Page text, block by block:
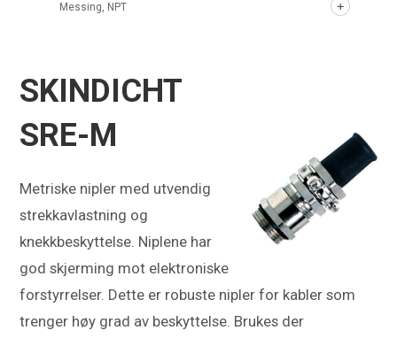
Messing, NPT
SKINDICHT
SRE-M
Metriske nipler med utvendig
strekkavlastning og
knekkbeskyttelse. Niplene har
god skjerming mot elektroniske
forstyrrelser. Dette er robuste nipler for kabler som
trenger høy grad av beskyttelse. Brukes der